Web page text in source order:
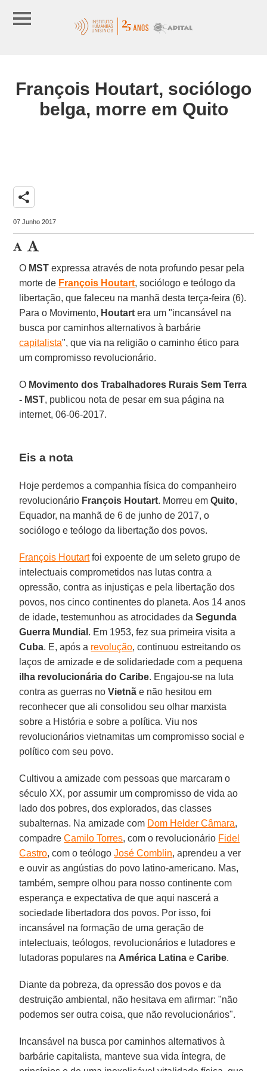
François Houtart, sociólogo
belga, morre em Quito
share
07 Junho 2017
O MST expressa através de nota profundo pesar pela
morte de François Houtart, sociólogo e teólogo da
libertação, que faleceu na manhã desta terça-feira (6).
Para o Movimento, Houtart era um "incansável na
busca por caminhos alternativos à barbárie
capitalista", que via na religião o caminho ético para
um compromisso revolucionário.
O Movimento dos Trabalhadores Rurais Sem Terra
- MST, publicou nota de pesar em sua página na
internet, 06-06-2017.
Eis a nota
Hoje perdemos a companhia física do companheiro
revolucionário François Houtart. Morreu emQuito,
Equador, na manhã de 6 de junho de 2017, o
sociólogo e teólogo da libertação dos povos.
François Houtartfoi expoente de um seleto grupo de
intelectuais comprometidos nas lutas contra a
opressão, contra as injustiças e pela libertação dos
povos, nos cinco continentes do planeta. Aos 14 anos
de idade, testemunhou as atrocidades daSegunda
Guerra Mundial . Em 1953, fez sua primeira visita a
Cuba. E, após a revolução, continuou estreitando os
laços de amizade e de solidariedade com a pequena
ilha revolucionária do Caribe. Engajou-se na luta
contra as guerras noVietnã e não hesitou em
reconhecer que ali consolidou seu olhar marxista
sobre a História e sobre a política. Viu nos
revolucionários vietnamitas um compromisso social e
político com seu povo.
Cultivou a amizade com pessoas que marcaram o
século XX, por assumir um compromisso de vida ao
lado dos pobres, dos explorados, das classes
subalternas. Na amizade com Dom Helder Câmara,
compadreCamilo Torres, com o revolucionário Fidel
Castro, com o teólogoJosé Comblin, aprendeu a ver
e ouvir as angústias do povo latino-americano. Mas,
também, sempre olhou para nosso continente com
esperança e expectativa de que aqui nascerá a
sociedade libertadora dos povos. Por isso, foi
incansável na formação de uma geração de
intelectuais, teólogos, revolucionários e lutadores e
lutadoras populares na América Latina eCaribe.
Diante da pobreza, da opressão dos povos e da
destruição ambiental, não hesitava em afirmar: "não
podemos ser outra coisa, que não revolucionários".
Incansável na busca por caminhos alternativos à
barbárie capitalista, manteve sua vida íntegra, de